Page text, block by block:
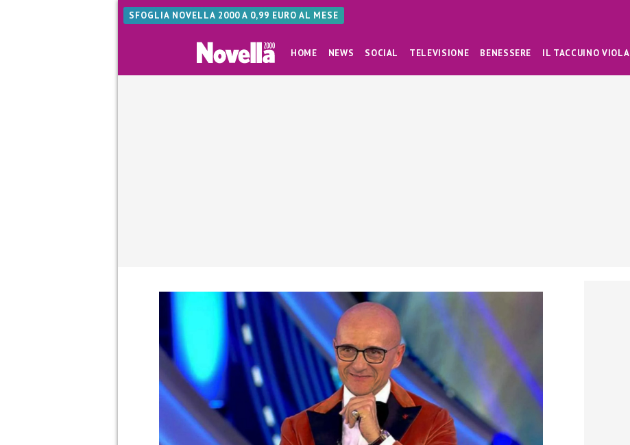
SFOGLIA NOVELLA 2000 A 0,99 EURO AL MESE
HOME NEWS SOCIAL TELEVISIONE BENESSERE IL TACCUINO VIOLA